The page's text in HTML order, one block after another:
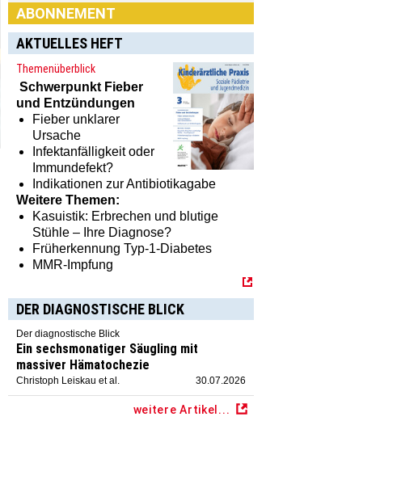
ABONNEMENT
Haben Sie Interesse an einem
Abonnement? Dann klicken Sie einfach
hier:[MTX]-Shop
AKTUELLES HEFT
Themenüberblick
Schwerpunkt Fieber
und Entzündungen
Fieber unklarer
Ursache
Infektanfälligkeit oder
Immundefekt?
Indikationen zur Antibiotikagabe
Weitere Themen:
Kasuistik: Erbrechen und blutige
Stühle – Ihre Diagnose?
Früherkennung Typ-1-Diabetes
MMR-Impfung
DER DIAGNOSTISCHE BLICK
Der diagnostische Blick
Ein sechsmonatiger Säugling mit
massiver Hämatochezie
Christoph Leiskau et al. 30.07.2026
weitere Artikel...